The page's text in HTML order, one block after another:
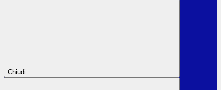
Chiudi